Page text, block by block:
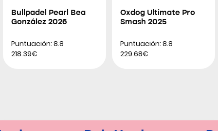
Bullpadel Pearl Bea
González 2026
Puntuación: 8.8
218.39€
Oxdog Ultimate Pro
Smash 2025
Puntuación: 8.8
229.68€